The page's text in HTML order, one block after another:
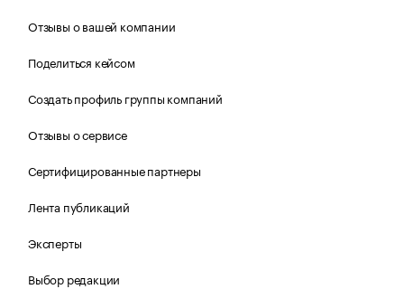
Отзывы о вашей компании
Поделиться кейсом
Создать профиль группы компаний
Отзывы о сервисе
Сертифицированные партнеры
Лента публикаций
Эксперты
Выбор редакции